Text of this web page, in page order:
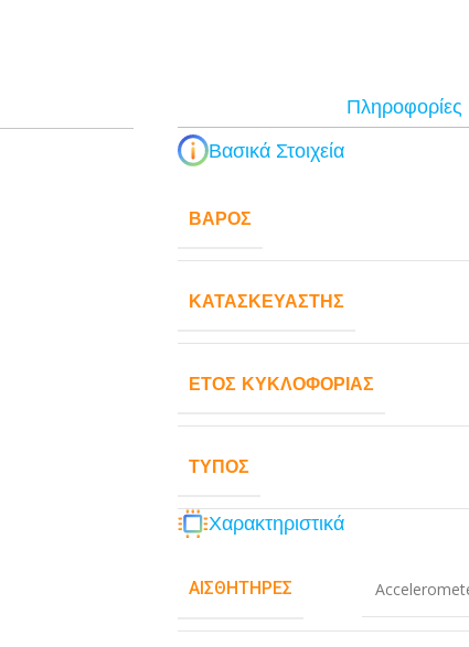
Πληροφορίες
Βασικά Στοιχεία
ΒΆΡΟΣ
ΚΑΤΑΣΚΕΥΑΣΤΉΣ
ΈΤΟΣ ΚΥΚΛΟΦΟΡΊΑΣ
ΤΎΠΟΣ
Χαρακτηριστικά
ΑΙΣΘΗΤΉΡΕΣ